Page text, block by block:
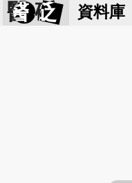
醫 砭 資料庫